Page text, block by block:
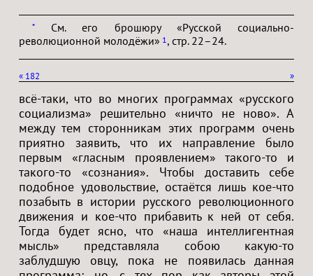
*См. его брошюру «Русской социально-
революционной молодёжи» 1 , стр. 22–24.
« »
182
всё-таки, что во многих программах «русского
социализма» решительно «ничто не ново». А
между тем сторонникам этих программ очень
приятно заявить, что их направление было
первым «гласным проявлением» такого-то и
такого-то «сознания». Чтобы доставить себе
подобное удовольствие, остаётся лишь кое-что
позабыть в истории русского революционного
движения и кое-что прибавить к ней от себя.
Тогда будет ясно, что «наша интеллигентная
мысль» представляла собою какую-то
заблудшую овцу, пока не появилась данная